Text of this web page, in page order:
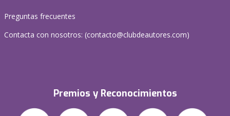
Preguntas frecuentes
Contacta con nosotros: (contacto@clubdeautores.com)
Premios y Reconocimientos